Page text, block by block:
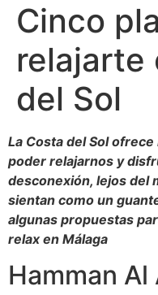
Cinco
relajarte
del Sol
La Costa del Sol
poder relajarnos y
desconexión, lejos del
sientan como un
algunas propuestas
relax en Málaga
Hamman Al